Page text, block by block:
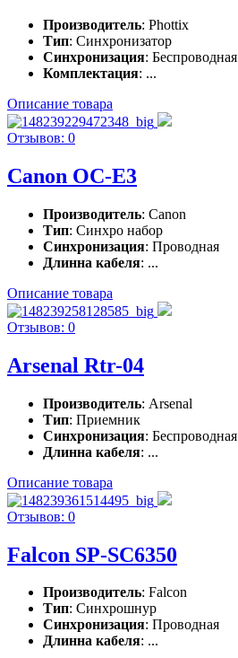
Производитель: Phottix
Тип: Синхронизатор
Синхронизация: Беспроводная
Комплектация: ...
Описание товара
Отзывов: 0
Canon OC-E3
Производитель: Canon
Тип: Синхро набор
Синхронизация: Проводная
Длинна кабеля: ...
Описание товара
Отзывов: 0
Arsenal Rtr-04
Производитель: Arsenal
Тип: Приемник
Синхронизация: Беспроводная
Длинна кабеля: ...
Описание товара
Отзывов: 0
Falcon SP-SC6350
Производитель: Falcon
Тип: Синхрошнур
Синхронизация: Проводная
Длинна кабеля: ...